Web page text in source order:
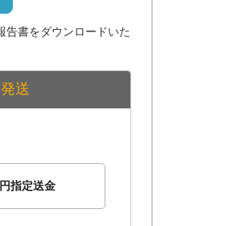
告書をダウンロードいた
送
円指定送金